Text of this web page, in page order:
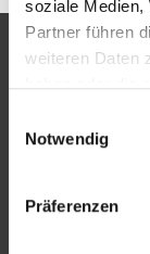
soziale Medien,
Partner führen
weiteren Daten
haben oder die
Notwendig
Präferenzen